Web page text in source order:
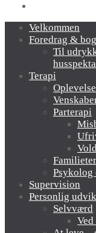
Velkommen
Foredrag & bog
Til
Terapi
Parterapi
Psykolog
Supervision
Personlig
Selvværd